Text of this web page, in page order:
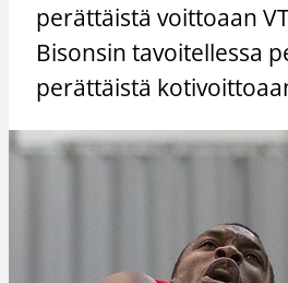
perättäistä voittoaan
Bisonsin tavoitellessa
perättäistä